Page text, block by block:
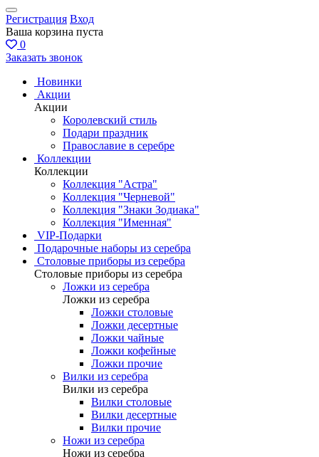
Регистрация Вход
Ваша корзина пуста
0
Заказать звонок
Новинки
Акции
Акции
Королевский стиль
Подари праздник
Православие в серебре
Коллекции
Коллекции
Коллекция "Астра"
Коллекция "Черневой"
Коллекция "Знаки Зодиака"
Коллекция "Именная"
VIP-Подарки
Подарочные наборы из серебра
Столовые приборы из серебра
Столовые приборы из серебра
Ложки из серебра
Ложки из серебра
Ложки столовые
Ложки десертные
Ложки чайные
Ложки кофейные
Ложки прочие
Вилки из серебра
Вилки из серебра
Вилки столовые
Вилки десертные
Вилки прочие
Ножи из серебра
Ножи из серебра